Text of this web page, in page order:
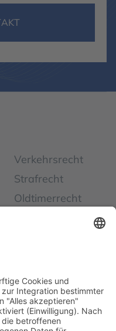
Verkehrsrecht
Strafrecht
Oldtimerrecht